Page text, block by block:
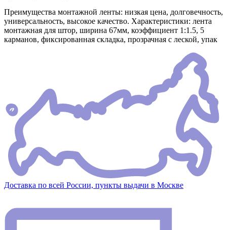
Преимущества монтажной ленты: низкая цена, долговечность,
универсальность, высокое качество. Характеристики: лента
монтажная для штор, ширина 67мм, коэффициент 1:1.5, 5
карманов, фиксированная складка, прозрачная с леской, упак
Доставка по всей России, пункты выдачи в Москве